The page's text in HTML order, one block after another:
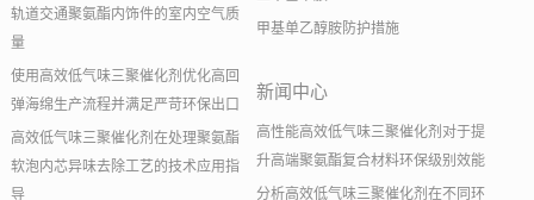
轨道交通聚氨酯内饰件的室内空气质
量
使用高效低气味三聚催化剂优化高回
弹海绵生产流程并满足严苛环保出口
高效低气味三聚催化剂在处理聚氨酯
软泡内芯异味去除工艺的技术应用指
导
甲基单乙醇胺防护措施
新闻中心
高性能高效低气味三聚催化剂对于提
升高端聚氨酯复合材料环保级别效能
分析高效低气味三聚催化剂在不同环